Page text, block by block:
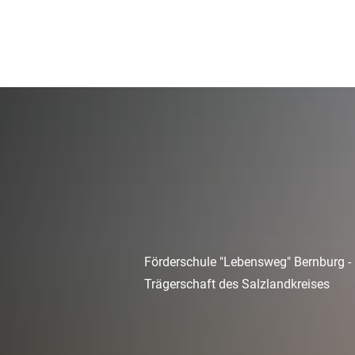
Förderschule "Lebensweg" Bernburg -
Trägerschaft des Salzlandkreises